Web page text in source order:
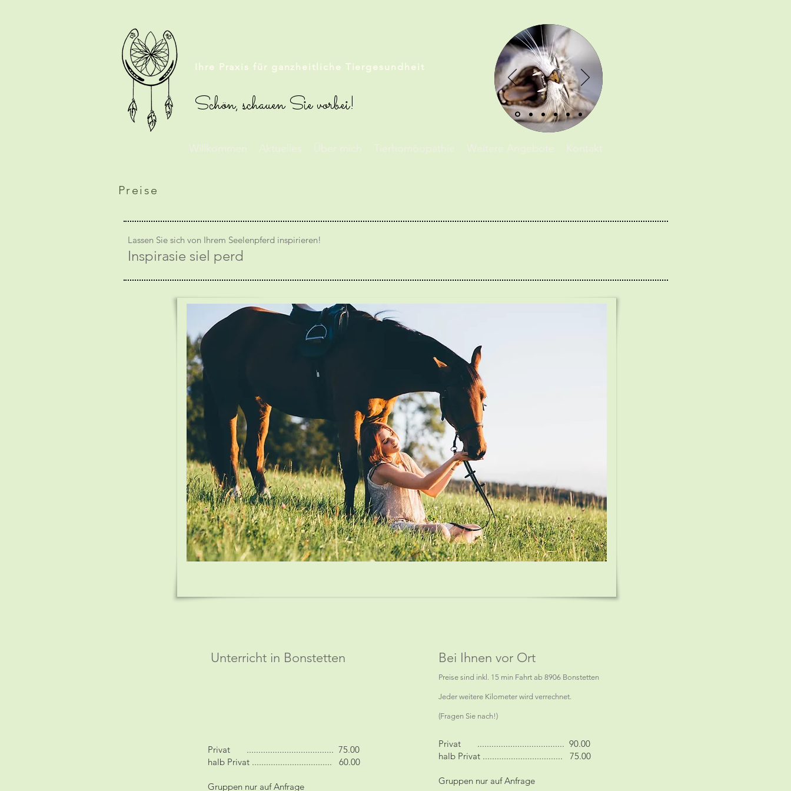
Ihre Praxis für ganzheitliche Tiergesundheit
Schön, schauen Sie vorbei!
Willkommen Aktuelles Über mich Tierhomöopathie Weitere Angebote Kontakt
Preise
Lassen Sie sich von Ihrem Seelenpferd inspirieren!
Inspirasie siel perd
Unterricht in Bonstetten
Privat ..................................... 75.00
halb Privat .................................. 60.00
Gruppen nur auf Anfrage
Privat ..................................... 90.00
halb Privat .................................. 75.00
Gruppen nur auf Anfrage
Bei Ihnen vor Ort
Preise sind inkl. 15 min Fahrt ab 8906 Bonstetten
Jeder weitere Kilometer wird verrechnet.
(Fragen Sie nach!)